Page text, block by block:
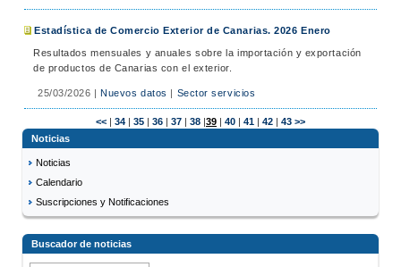
Estadística de Comercio Exterior de Canarias. 2026 Enero
Resultados mensuales y anuales sobre la importación y exportación
de productos de Canarias con el exterior.
25/03/2026 |Nuevos datos | Sector servicios
<< | 34 | 35 | 36 | 37 | 38 |39 | 40 | 41 | 42 | 43 >>
Noticias
Noticias
Calendario
Suscripciones y Notificaciones
Buscador de noticias